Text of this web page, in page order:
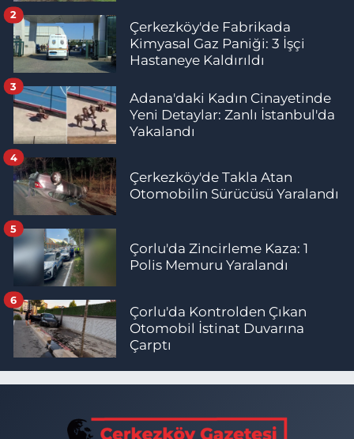
Çerkezköy'de Fabrikada
Kimyasal Gaz Paniği: 3 İşçi
Hastaneye Kaldırıldı
2
Adana'daki Kadın Cinayetinde
Yeni Detaylar: Zanlı İstanbul'da
Yakalandı
3
Çerkezköy'de Takla Atan
Otomobilin Sürücüsü Yaralandı
4
Çorlu'da Zincirleme Kaza: 1
Polis Memuru Yaralandı
5
Çorlu'da Kontrolden Çıkan
Otomobil İstinat Duvarına
Çarptı
6